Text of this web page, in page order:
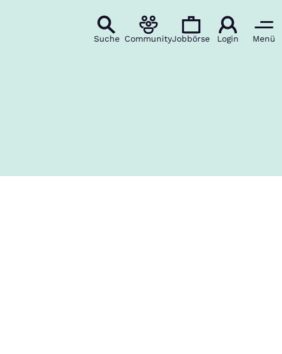
Suche CommunityJobbörse Login Menü